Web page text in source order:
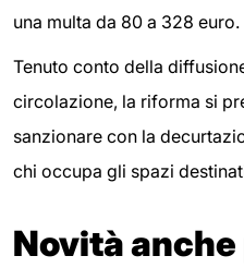
una multa da 80 a 328 euro.
Tenuto conto della
circolazione, la riforma si
sanzionare con la
chi occupa gli spazi
Novità